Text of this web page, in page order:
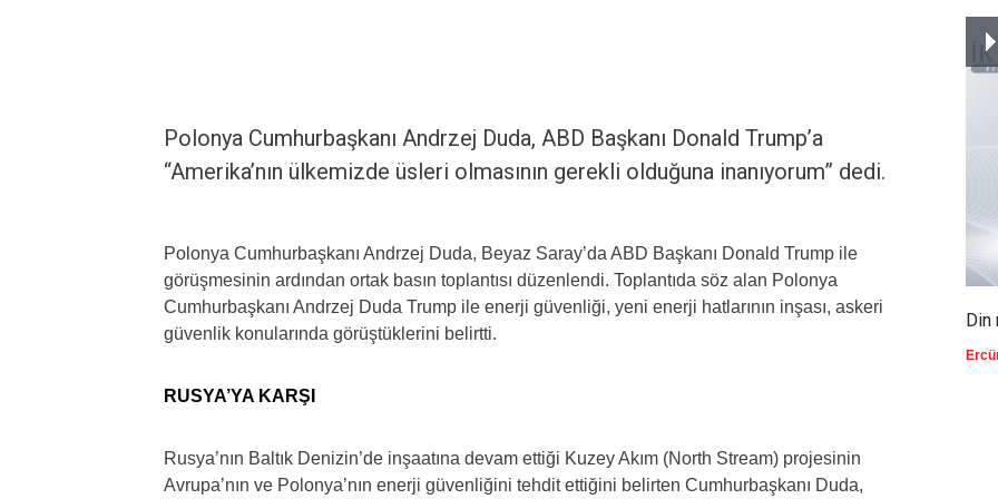
Polonya Cumhurbaşkanı Andrzej Duda, ABD Başkanı Donald Trump’a
“Amerika’nın ülkemizde üsleri olmasının gerekli olduğuna inanıyorum” dedi.
Polonya Cumhurbaşkanı Andrzej Duda, Beyaz Saray’da ABD Başkanı Donald Trump ile
görüşmesinin ardından ortak basın toplantısı düzenlendi. Toplantıda söz alan Polonya
Cumhurbaşkanı Andrzej Duda Trump ile enerji güvenliği, yeni enerji hatlarının inşası, askeri
güvenlik konularında görüştüklerini belirtti.
RUSYA’YA KARŞI
Rusya’nın Baltık Denizin’de inşaatına devam ettiği Kuzey Akım (North Stream) projesinin
Avrupa’nın ve Polonya’nın enerji güvenliğini tehdit ettiğini belirten Cumhurbaşkanı Duda,
Din